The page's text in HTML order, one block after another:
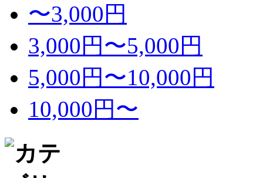
〜3,000円
3,000円〜5,000円
5,000円〜10,000円
10,000円〜